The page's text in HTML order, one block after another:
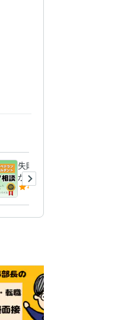
失敗しない転職★採用のプロ
がキャリアコンサルします
実績多数！国家資格保有の1
4.9